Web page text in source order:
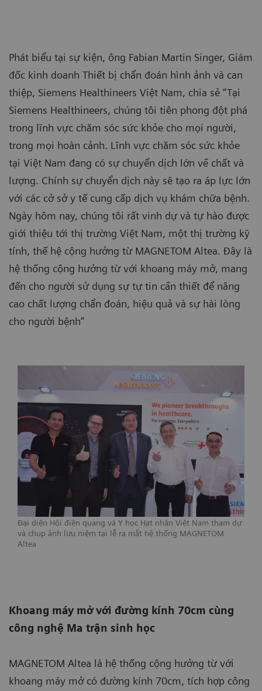
Phát biểu tại sự kiện, ông Fabian Martin Singer, Giám
đốc kinh doanh Thiết bị chẩn đoán hình ảnh và can
thiệp, Siemens Healthineers Việt Nam, chia sẻ “Tại
Siemens Healthineers, chúng tôi tiên phong đột phá
trong lĩnh vực chăm sóc sức khỏe cho mọi người,
trong mọi hoàn cảnh. Lĩnh vực chăm sóc sức khỏe
tại Việt Nam đang có sự chuyển dịch lớn về chất và
lượng. Chính sự chuyển dịch này sẽ tạo ra áp lực lớn
với các cở sở y tế cung cấp dịch vụ khám chữa bệnh.
Ngày hôm nay, chúng tôi rất vinh dự và tự hào được
giới thiệu tới thị trường Việt Nam, một thị trường kỹ
tính, thế hệ cộng hưởng từ MAGNETOM Altea. Đây là
hệ thống cộng hưởng từ với khoang máy mở, mang
đến cho người sử dụng sự tự tin cần thiết để nâng
cao chất lượng chẩn đoán, hiệu quả và sự hài lòng
cho người bệnh”
Đại diện Hội điện quang và Y học Hạt nhân Việt Nam tham dự
và chụp ảnh lưu niệm tại lễ ra mắt hệ thống MAGNETOM
Altea
Khoang máy mở với đường kính 70cm cùng
công nghệ Ma trận sinh học
MAGNETOM Altea là hệ thống cộng hưởng từ với
khoang máy mở có đường kính 70cm, tích hợp công